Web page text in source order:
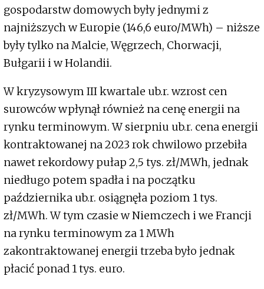
gospodarstw domowych były jednymi z
najniższych w Europie (146,6 euro/MWh) – niższe
były tylko na Malcie, Węgrzech, Chorwacji,
Bułgarii i w Holandii.
W kryzysowym III kwartale ub.r. wzrost cen
surowców wpłynął również na cenę energii na
rynku terminowym. W sierpniu ub.r. cena energii
kontraktowanej na 2023 rok chwilowo przebiła
nawet rekordowy pułap 2,5 tys. zł/MWh, jednak
niedługo potem spadła i na początku
października ub.r. osiągnęła poziom 1 tys.
zł/MWh. W tym czasie w Niemczech i we Francji
na rynku terminowym za 1 MWh
zakontraktowanej energii trzeba było jednak
płacić ponad 1 tys. euro.